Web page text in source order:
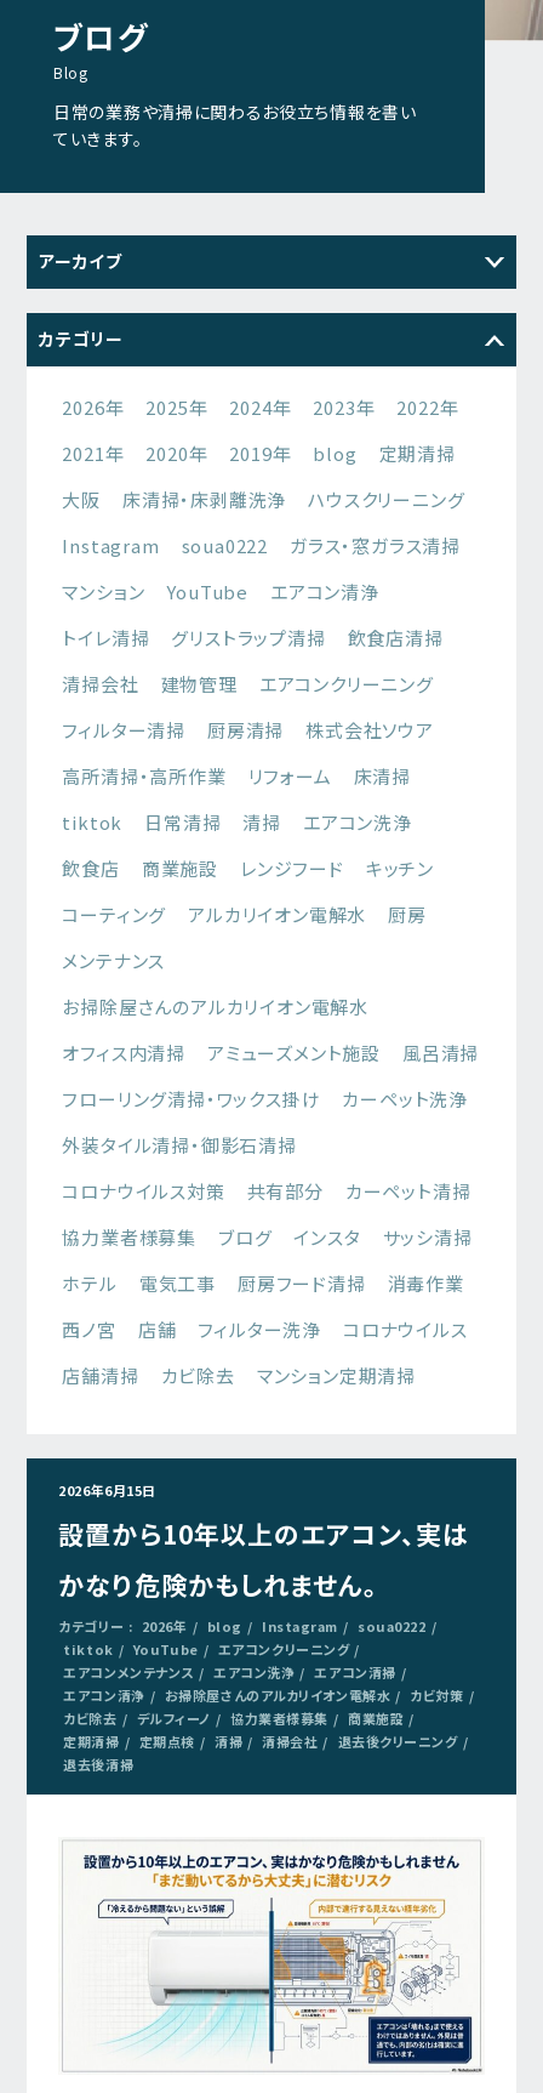
ブログ
Blog
日常の業務や清掃に関わるお役立ち情報を書い
ていきます。
アーカイブ
2026
カテゴリー
2026年 2025年 2024年 2023年
2022年
2021年
2020年 2019年 blog
定期清掃
大阪
床清掃・床剥離洗浄
ハウスクリーニング
Instagram
soua0222
ガラス・窓ガラス清掃
マンション
YouTube
エアコン清浄
トイレ清掃
グリストラップ清掃
飲食店清掃
清掃会社
建物管理
エアコンクリーニング
フィルター清掃
厨房清掃
株式会社ソウア
高所清掃・高所作業
リフォーム
床清掃
tiktok
日常清掃 清掃
エアコン洗浄
飲食店
商業施設 レンジフード
キッチン
コーティング
アルカリイオン電解水
厨房
メンテナンス
お掃除屋さんのアルカリイオン電解水
オフィス内清掃
アミューズメント施設
風呂清掃
フローリング清掃・ワックス掛け
カーペット洗浄
外装タイル清掃・御影石清掃
コロナウイルス対策
共有部分
カーペット清掃
協力業者様募集
ブログ インスタ
サッシ清掃
ホテル
電気工事 厨房フード清掃
消毒作業
西ノ宮
店舗 フィルター洗浄
コロナウイルス
店舗清掃
カビ除去 マンション定期清掃
2026年6月15日
設置から10年以上のエアコン、実は
かなり危険かもしれません。
カテゴリー : 2026年 blog Instagram
soua0222
tiktok
YouTube
エアコンクリーニング
エアコンメンテナンス
エアコン洗浄
エアコン清掃
エアコン清浄
お掃除屋さんのアルカリイオン電解水
カビ対策
カビ除去
デルフィーノ 協力業者様募集
商業施設
定期清掃
定期点検 清掃 清掃会社
退去後クリーニング
退去後清掃